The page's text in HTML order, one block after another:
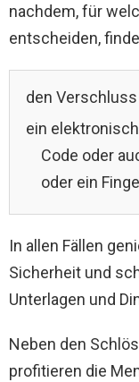
nachdem, für
entscheiden,
den
ein
Code oder
oder ein
In allen Fällen
Sicherheit und
Unterlagen und
Neben den
profitieren die